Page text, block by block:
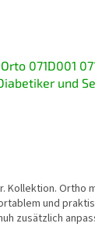
071D001
und
Kollektion. Ortho
und
zusätzlich